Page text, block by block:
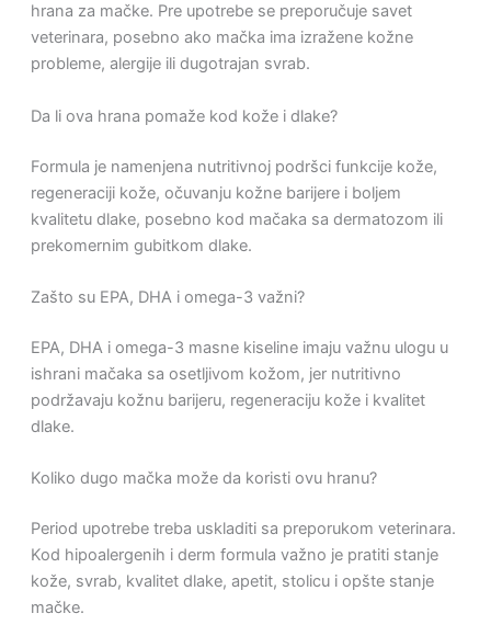
hrana za mačke. Pre upotrebe se preporučuje savet
veterinara, posebno ako mačka ima izražene kožne
probleme, alergije ili dugotrajan svrab.
Da li ova hrana pomaže kod kože i dlake?
Formula je namenjena nutritivnoj podršci funkcije kože,
regeneraciji kože, očuvanju kožne barijere i boljem
kvalitetu dlake, posebno kod mačaka sa dermatozom ili
prekomernim gubitkom dlake.
Zašto su EPA, DHA i omega-3 važni?
EPA, DHA i omega-3 masne kiseline imaju važnu ulogu u
ishrani mačaka sa osetljivom kožom, jer nutritivno
podržavaju kožnu barijeru, regeneraciju kože i kvalitet
dlake.
Koliko dugo mačka može da koristi ovu hranu?
Period upotrebe treba uskladiti sa preporukom veterinara.
Kod hipoalergenih i derm formula važno je pratiti stanje
kože, svrab, kvalitet dlake, apetit, stolicu i opšte stanje
mačke.